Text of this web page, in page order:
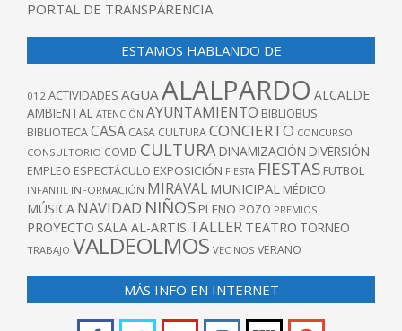
PORTAL DE TRANSPARENCIA
ESTAMOS HABLANDO DE
012 ACTIVIDADES AGUAALALPARDO ALCALDE
AMBIENTAL ATENCIÓN AYUNTAMIENTO BIBLIOBUS
BIBLIOTECACASA CASA CULTURACONCIERTO CONCURSO
CONSULTORIO COVID CULTURA DINAMIZACIÓN DIVERSIÓN
EMPLEO ESPECTÁCULO EXPOSICIÓN FIESTA FIESTAS FUTBOL
INFANTIL INFORMACIÓN MIRAVAL MUNICIPAL MÉDICO
MÚSICA NAVIDAD NIÑOS PLENO POZO PREMIOS
PROYECTO SALA AL-ARTIS TALLER TEATRO TORNEO
TRABAJO VALDEOLMOS VECINOS VERANO
MÁS INFO EN INTERNET